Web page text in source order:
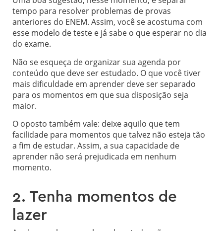
tempo para resolver problemas de provas
anteriores do ENEM. Assim, você se acostuma com
esse modelo de teste e já sabe o que esperar no dia
do exame.
Não se esqueça de organizar sua agenda por
conteúdo que deve ser estudado. O que você tiver
mais dificuldade em aprender deve ser separado
para os momentos em que sua disposição seja
maior.
O oposto também vale: deixe aquilo que tem
facilidade para momentos que talvez não esteja tão
a fim de estudar. Assim, a sua capacidade de
aprender não será prejudicada em nenhum
momento.
2. Tenha momentos de
lazer